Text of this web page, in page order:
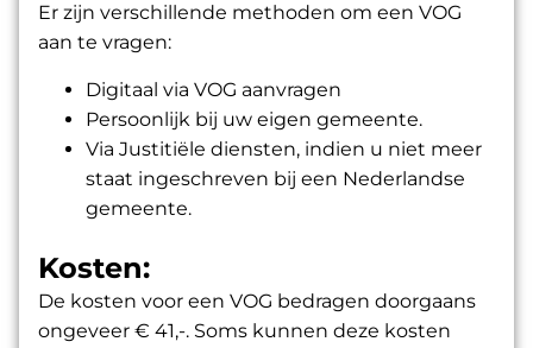
Er zijn verschillende methoden om een VOG
aan te vragen:
Digitaal via VOG aanvragen
Persoonlijk bij uw eigen gemeente.
Via Justitiële diensten, indien u niet meer
staat ingeschreven bij een Nederlandse
gemeente.
Kosten:
De kosten voor een VOG bedragen doorgaans
ongeveer € 41,-. Soms kunnen deze kosten